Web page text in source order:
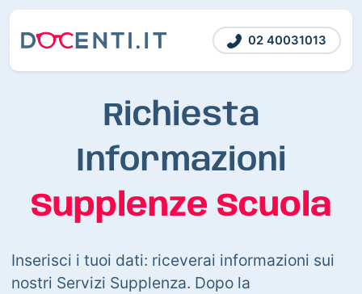
02 40031013
Richiesta
Informazioni
Supplenze Scuola
Inserisci i tuoi dati: riceverai informazioni sui
nostri Servizi Supplenza. Dopo la